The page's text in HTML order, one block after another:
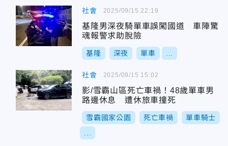
社會
基隆男深夜騎單車誤闖國道 車陣驚
魂報警求助脫險
基隆 深夜 單車
2025/09/15 22:19
社會
影/雪霸山區死亡車禍！48歲單車男
路邊休息 遭休旅車撞死
雪霸國家公園 死亡車禍 單車騎士
2025/09/15 15:02